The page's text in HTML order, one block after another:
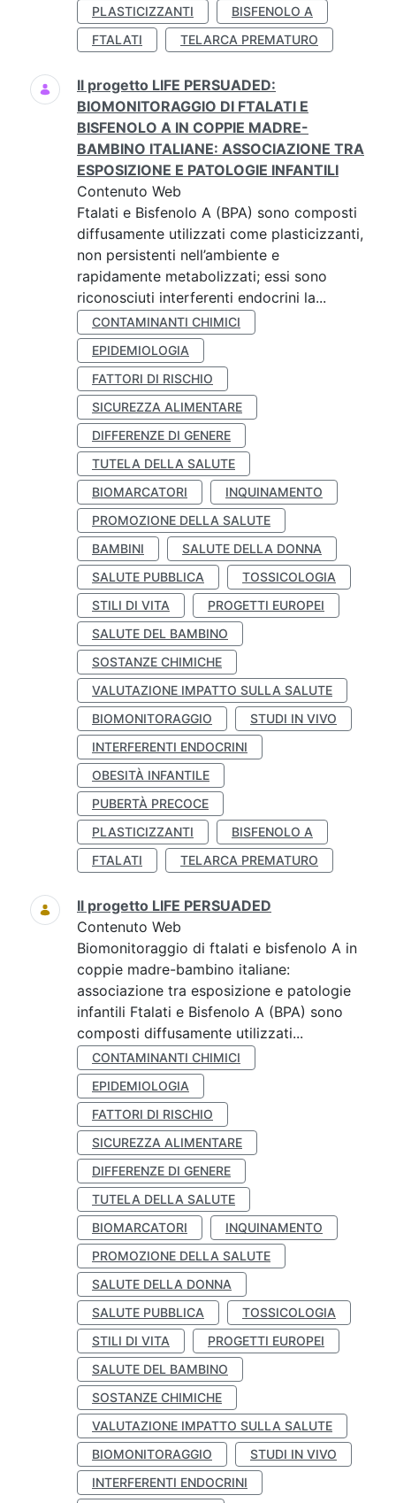
PLASTICIZZANTI
BISFENOLO A
FTALATI
TELARCA PREMATURO
Il progetto LIFE PERSUADED:
BIOMONITORAGGIO DI FTALATI E
BISFENOLO A IN COPPIE MADRE-
BAMBINO ITALIANE: ASSOCIAZIONE TRA
ESPOSIZIONE E PATOLOGIE INFANTILI
Contenuto Web
Ftalati e Bisfenolo A (BPA) sono composti
diffusamente utilizzati come plasticizzanti,
non persistenti nell’ambiente e
rapidamente metabolizzati; essi sono
riconosciuti interferenti endocrini la...
CONTAMINANTI CHIMICI
EPIDEMIOLOGIA
FATTORI DI RISCHIO
SICUREZZA ALIMENTARE
DIFFERENZE DI GENERE
TUTELA DELLA SALUTE
BIOMARCATORI
INQUINAMENTO
PROMOZIONE DELLA SALUTE
BAMBINI
SALUTE DELLA DONNA
SALUTE PUBBLICA
TOSSICOLOGIA
STILI DI VITA
PROGETTI EUROPEI
SALUTE DEL BAMBINO
SOSTANZE CHIMICHE
VALUTAZIONE IMPATTO SULLA SALUTE
BIOMONITORAGGIO
STUDI IN VIVO
INTERFERENTI ENDOCRINI
OBESITÀ INFANTILE
PUBERTÀ PRECOCE
PLASTICIZZANTI
BISFENOLO A
FTALATI
TELARCA PREMATURO
Il progetto LIFE PERSUADED
Contenuto Web
Biomonitoraggio di ftalati e bisfenolo A in
coppie madre-bambino italiane:
associazione tra esposizione e patologie
infantili Ftalati e Bisfenolo A (BPA) sono
composti diffusamente utilizzati...
CONTAMINANTI CHIMICI
EPIDEMIOLOGIA
FATTORI DI RISCHIO
SICUREZZA ALIMENTARE
DIFFERENZE DI GENERE
TUTELA DELLA SALUTE
BIOMARCATORI
INQUINAMENTO
PROMOZIONE DELLA SALUTE
SALUTE DELLA DONNA
SALUTE PUBBLICA
TOSSICOLOGIA
STILI DI VITA
PROGETTI EUROPEI
SALUTE DEL BAMBINO
SOSTANZE CHIMICHE
VALUTAZIONE IMPATTO SULLA SALUTE
BIOMONITORAGGIO
STUDI IN VIVO
INTERFERENTI ENDOCRINI